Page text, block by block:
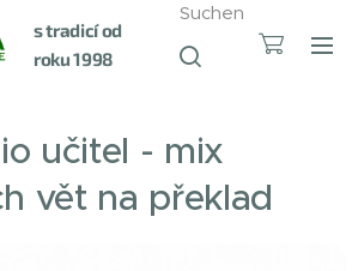
s tradicí od
roku 1998
Suchen
učitel - mix
vět na překlad